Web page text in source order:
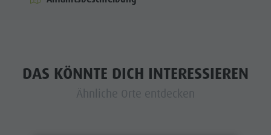
DAS KÖNNTE DICH INTERESSIEREN
Ähnliche Orte entdecken